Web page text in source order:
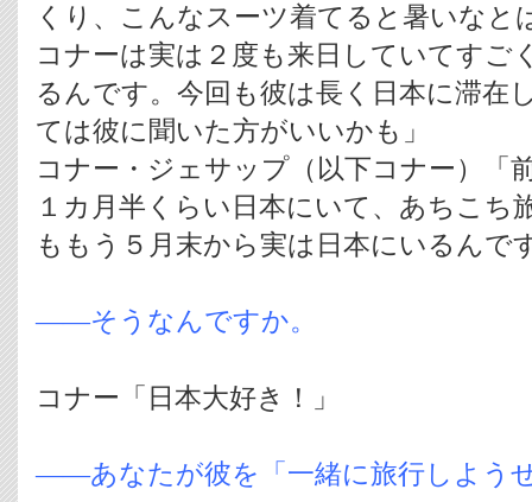
くり、こんなスーツ着てると暑いなと
コナーは実は２度も来日していてすご
るんです。今回も彼は長く日本に滞在
ては彼に聞いた方がいいかも」
コナー・ジェサップ（以下コナー）「
１カ月半くらい日本にいて、あちこち
ももう５月末から実は日本にいるんで
――そうなんですか。
コナー「日本大好き！」
――あなたが彼を「一緒に旅行しよう